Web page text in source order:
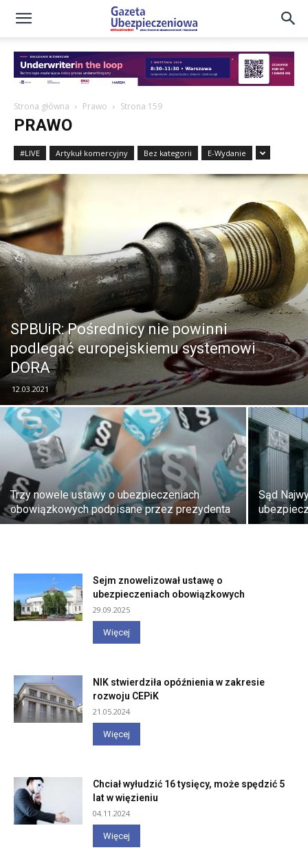
Gazeta
Ubezpieczeniowa
Portal
Strona główna Prawo Strona 159
PRAWO
#LIVE Artykuł komercyjny Bez kategorii E-Wydanie
SPBUiR: Pośrednicy nie powinni
podlegać europejskiemu systemowi
DORA
12.03.2021
Trzy nowele ustawy o ubezpieczeniach
obowiązkowych podpisane przez prezydenta
Sąd
Sejm znowelizował ustawę o
ubezpieczeniach obowiązkowych
29.09.2025
Więcej
NIK stwierdziła opóźnienia w zakresie
rozwoju CEPiK
21.05.2024
Więcej
Chciał wyłudzić 16 tysięcy, może spędzić 5
lat w więzieniu
04.11.2024
Więcej